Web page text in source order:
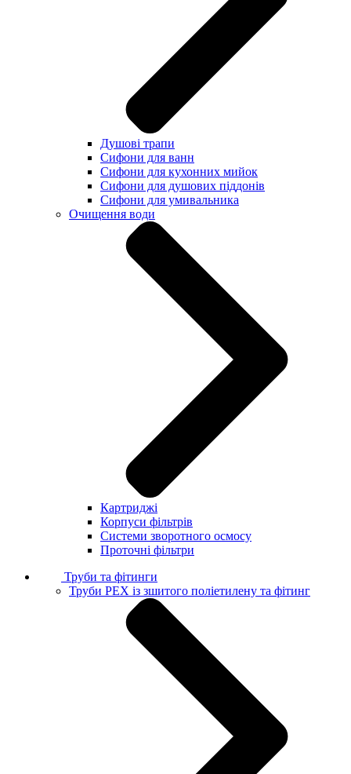
Душові трапи
Сифони для ванн
Сифони для кухонних мийок
Сифони для душових піддонів
Сифони для умивальника
Очищення води
Картриджі
Корпуси фільтрів
Системи зворотного осмосу
Проточні фільтри
Труби та фітинги
Труби PEX із зшитого поліетилену та фітинг